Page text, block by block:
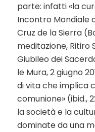
parte: infatti «la
Incontro Mondiale
Cruz de la Sierra
meditazione, Ritiro
Giubileo dei
le Mura, 2 giugno
di vita che implica
comunione» (ibid.,
la società e la
dominate da una